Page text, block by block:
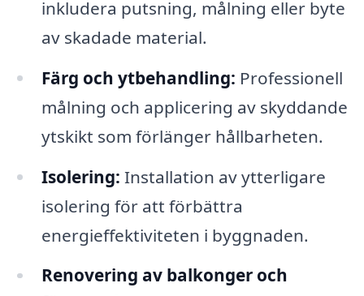
inkludera putsning, målning eller byte
av skadade material.
Färg och ytbehandling: Professionell
målning och applicering av skyddande
ytskikt som förlänger hållbarheten.
Isolering: Installation av ytterligare
isolering för att förbättra
energieffektiviteten i byggnaden.
Renovering av balkonger och